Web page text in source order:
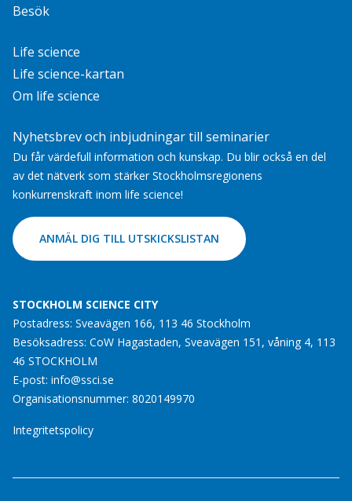
Besök
Life science
Life science-kartan
Om life science
Nyhetsbrev och inbjudningar till seminarier
Du får värdefull information och kunskap. Du blir också en del
av det nätverk som stärker Stockholmsregionens
konkurrenskraft inom life science!
ANMÄL DIG TILL UTSKICKSLISTAN
STOCKHOLM SCIENCE CITY
Postadress: Sveavägen 166, 113 46 Stockholm
Besöksadress: CoW Hagastaden, Sveavägen 151, våning 4, 113
46 STOCKHOLM
E-post: info@ssci.se
Organisationsnummer: 8020149970
Integritetspolicy